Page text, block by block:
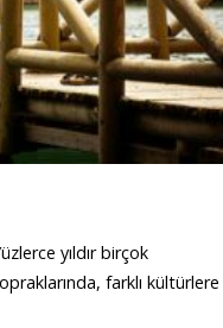
yıldır birçok
farklı kültürlere